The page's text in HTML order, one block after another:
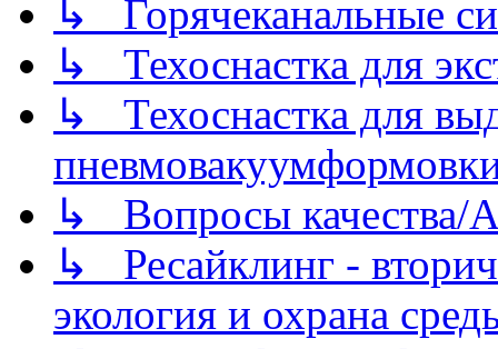
↳ Горячеканальные
↳ Техоснастка для
↳ Техоснастка для
↳ Вопросы качества/
↳ Ресайклинг -
экология и охрана